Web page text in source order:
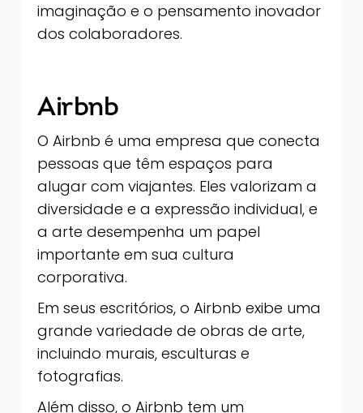
imaginação e o pensamento inovador
dos colaboradores.
Airbnb
O Airbnb é uma empresa que conecta
pessoas que têm espaços para
alugar com viajantes. Eles valorizam a
diversidade e a expressão individual, e
a arte desempenha um papel
importante em sua cultura
corporativa.
Em seus escritórios, o Airbnb exibe uma
grande variedade de obras de arte,
incluindo murais, esculturas e
fotografias.
Além disso, o Airbnb tem um